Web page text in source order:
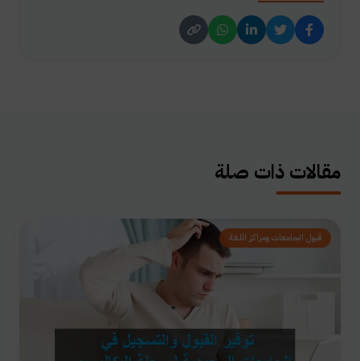
مقالات ذات صلة
قبول الجامعات ومراكز اللغة